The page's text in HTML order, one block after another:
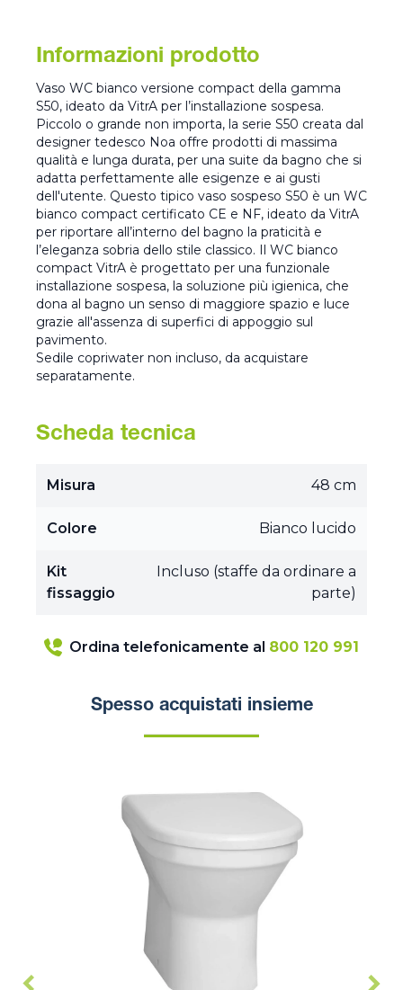
Informazioni prodotto
Vaso WC bianco versione compact della gamma
S50, ideato da VitrA per l’installazione sospesa.
Piccolo o grande non importa, la serie S50 creata dal
designer tedesco Noa offre prodotti di massima
qualità e lunga durata, per una suite da bagno che si
adatta perfettamente alle esigenze e ai gusti
dell'utente. Questo tipico vaso sospeso S50 è un WC
bianco compact certificato CE e NF, ideato da VitrA
per riportare all’interno del bagno la praticità e
l’eleganza sobria dello stile classico. Il WC bianco
compact VitrA è progettato per una funzionale
installazione sospesa, la soluzione più igienica, che
dona al bagno un senso di maggiore spazio e luce
grazie all'assenza di superfici di appoggio sul
pavimento.
Sedile copriwater non incluso, da acquistare
separatamente.
Scheda tecnica
Misura 48 cm
Colore Bianco lucido
Kit
fissaggio
Incluso (staffe da ordinare a
parte)
Ordina telefonicamente al 800 120 991
Spesso acquistati insieme